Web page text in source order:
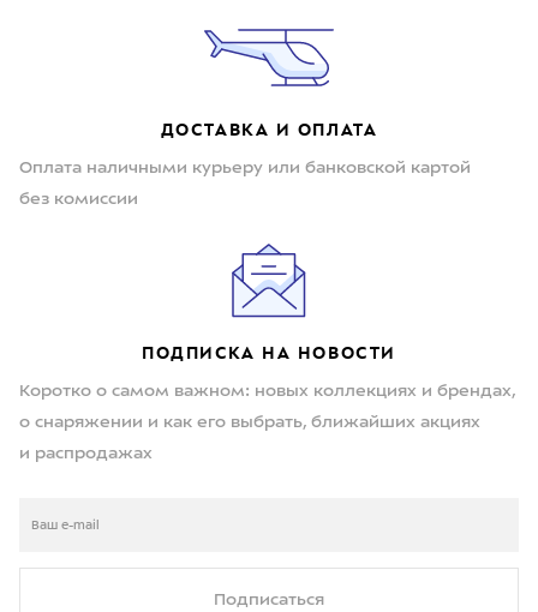
ДОСТАВКА И ОПЛАТА
Оплата наличными курьеру или банковской картой
без комиссии
ПОДПИСКА НА НОВОСТИ
Коротко о самом важном: новых коллекциях и брендах,
о снаряжении и как его выбрать, ближайших акциях
и распродажах
Подписаться